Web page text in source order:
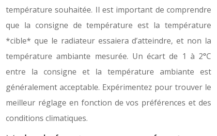
température souhaitée. Il est important de comprendre
que la consigne de température est la température
*cible* que le radiateur essaiera d’atteindre, et non la
température ambiante mesurée. Un écart de 1 à 2°C
entre la consigne et la température ambiante est
généralement acceptable. Expérimentez pour trouver le
meilleur réglage en fonction de vos préférences et des
conditions climatiques.